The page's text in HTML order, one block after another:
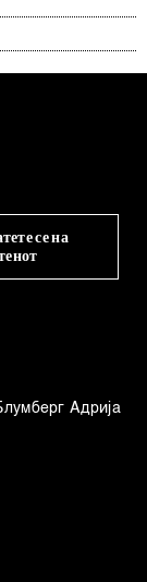
се на
Адрија